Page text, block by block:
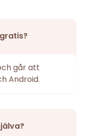
går att
Android.